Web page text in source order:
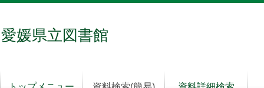
愛媛県立図書館